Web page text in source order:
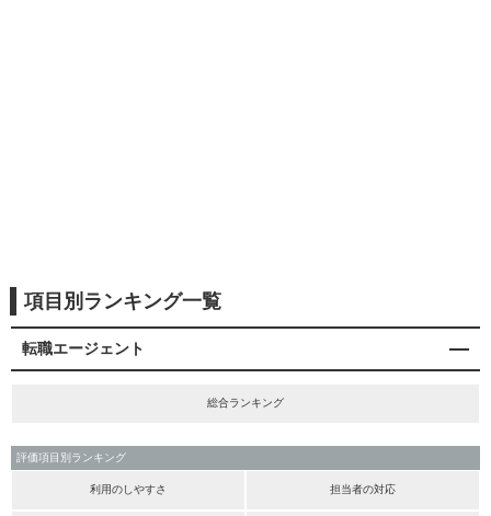
項目別ランキング一覧
転職エージェント
総合ランキング
評価項目別ランキング
利用のしやすさ 担当者の対応